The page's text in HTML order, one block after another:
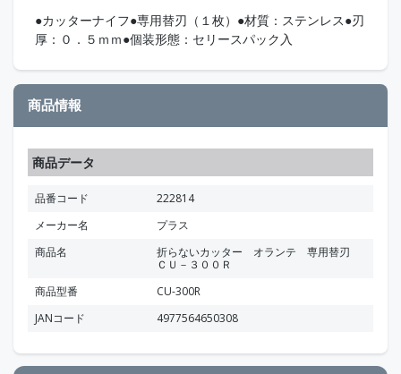
●カッターナイフ●専用替刃（１枚）●材質：ステンレス●刃
厚：０．５ｍｍ●個装形態：セリースパック入
商品情報
商品データ
品番コード
222814
メーカー名
プラス
商品名
折らないカッター オランテ 専用替刃
ＣＵ－３００Ｒ
商品型番
CU-300R
JANコード
4977564650308